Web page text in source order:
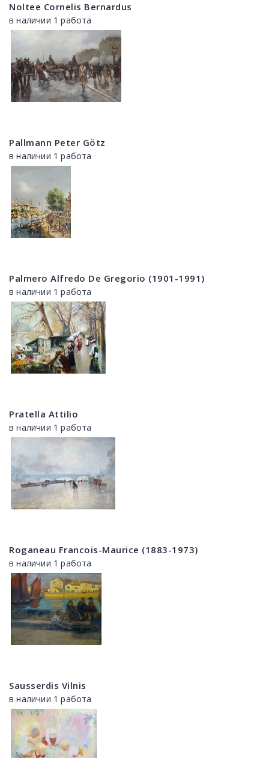
Noltee Cornelis Bernardus
в наличии 1 работа
Pallmann Peter Götz
в наличии 1 работа
Palmero Alfredo De Gregorio (1901-1991)
в наличии 1 работа
Pratella Attilio
в наличии 1 работа
Roganeau Francois-Maurice (1883-1973)
в наличии 1 работа
Sausserdis Vilnis
в наличии 1 работа